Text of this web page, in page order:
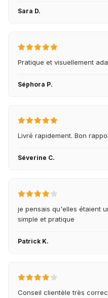
Sara D.
Pratique et visuellement
Séphora P.
Livré rapidement. Bon
Séverine C.
je pensais qu'elles étaient
simple et pratique
Patrick K.
Conseil clientèle très